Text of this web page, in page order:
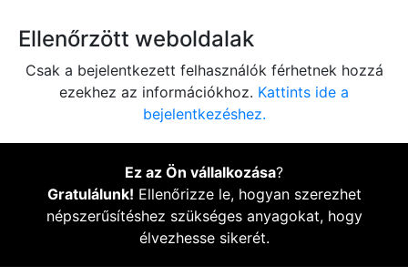
Ellenőrzött weboldalak
Csak a bejelentkezett felhasználók férhetnek hozzá
ezekhez az információkhoz. Kattints ide a
bejelentkezéshez.
Ez az Ön vállalkozása?
Gratulálunk! Ellenőrizze le, hogyan szerezhet
népszerűsítéshez szükséges anyagokat, hogy
élvezhesse sikerét.